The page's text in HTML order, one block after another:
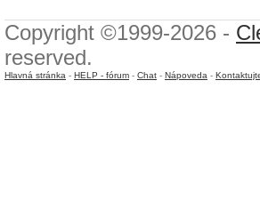
Copyright ©1999-2026 -
reserved.
Hlavná stránka - HELP - fórum - Chat - Nápoveda -